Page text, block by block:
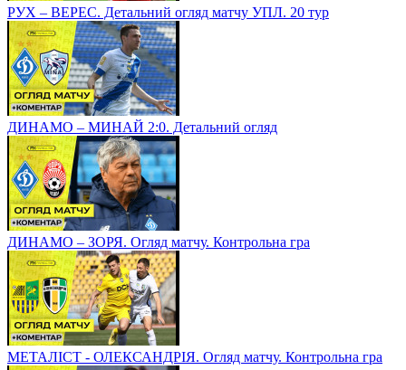
РУХ – ВЕРЕС. Детальний огляд матчу УПЛ. 20 тур
ДИНАМО – МИНАЙ 2:0. Детальний огляд
ДИНАМО – ЗОРЯ. Огляд матчу. Контрольна гра
МЕТАЛІСТ - ОЛЕКСАНДРІЯ. Огляд матчу. Контрольна гра